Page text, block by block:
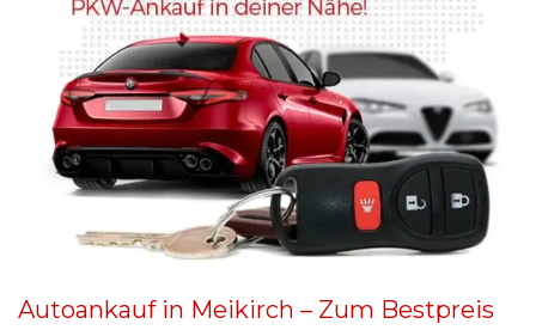
Autoankauf in Meikirch – Zum Bestpreis